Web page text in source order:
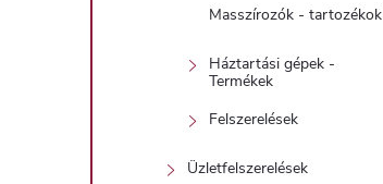
Masszírozók - tartozékok
Háztartási gépek -
Termékek
Felszerelések
Üzletfelszerelések